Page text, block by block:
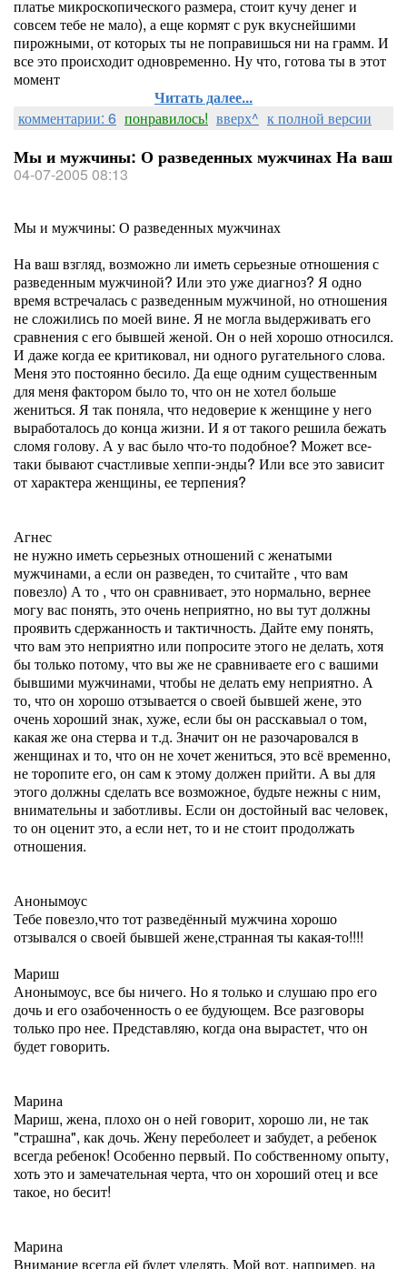
платье микроскопического размера, стоит кучу денег и
совсем тебе не мало), а еще кормят с рук вкуснейшими
пирожными, от которых ты не поправишься ни на грамм. И
все это происходит одновременно. Ну что, готова ты в этот
момент
Читать далее...
комментарии: 6 понравилось! вверх^ к полной версии
Мы и мужчины: О разведенных мужчинах На ваш
04-07-2005 08:13
Мы и мужчины: О разведенных мужчинах
На ваш взгляд, возможно ли иметь серьезные отношения с
разведенным мужчиной? Или это уже диагноз? Я одно
время встречалась с разведенным мужчиной, но отношения
не сложились по моей вине. Я не могла выдерживать его
сравнения с его бывшей женой. Он о ней хорошо относился.
И даже когда ее критиковал, ни одного ругательного слова.
Меня это постоянно бесило. Да еще одним существенным
для меня фактором было то, что он не хотел больше
жениться. Я так поняла, что недоверие к женщине у него
выработалось до конца жизни. И я от такого решила бежать
сломя голову. А у вас было что-то подобное? Может все-
таки бывают счастливые хеппи-энды? Или все это зависит
от характера женщины, ее терпения?
Агнес
не нужно иметь серьезных отношений с женатыми
мужчинами, а если он разведен, то считайте , что вам
повезло) А то , что он сравнивает, это нормально, вернее
могу вас понять, это очень неприятно, но вы тут должны
проявить сдержанность и тактичность. Дайте ему понять,
что вам это неприятно или попросите этого не делать, хотя
бы только потому, что вы же не сравниваете его с вашими
бывшими мужчинами, чтобы не делать ему неприятно. А
то, что он хорошо отзывается о своей бывшей жене, это
очень хороший знак, хуже, если бы он расскавыал о том,
какая же она стерва и т.д. Значит он не разочаровался в
женщинах и то, что он не хочет жениться, это всё временно,
не торопите его, он сам к этому должен прийти. А вы для
этого должны сделать все возможное, будьте нежны с ним,
внимательны и заботливы. Если он достойный вас человек,
то он оценит это, а если нет, то и не стоит продолжать
отношения.
Анонымоус
Тебе повезло,что тот разведённый мужчина хорошо
отзывался о своей бывшей жене,странная ты какая-то!!!!
Мариш
Анонымоус, все бы ничего. Но я только и слушаю про его
дочь и его озабоченность о ее будующем. Все разговоры
только про нее. Представляю, когда она вырастет, что он
будет говорить.
Марина
Мариш, жена, плохо он о ней говорит, хорошо ли, не так
"страшна", как дочь. Жену переболеет и забудет, а ребенок
всегда ребенок! Особенно первый. По собственному опыту,
хоть это и замечательная черта, что он хороший отец и все
такое, но бесит!
Марина
Внимание всегда ей будет уделять. Мой вот, например, на